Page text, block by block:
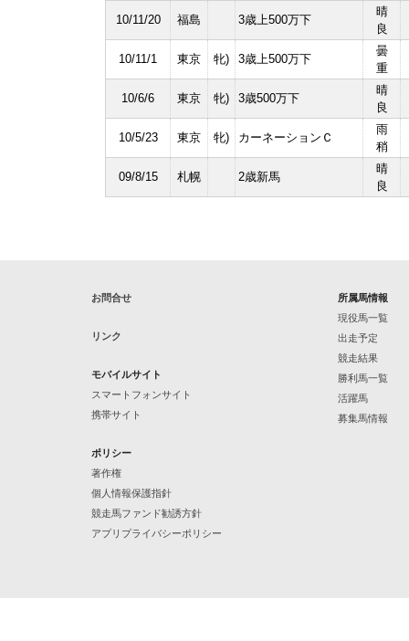
10/11/20 福島 3歳上500万下
晴
良
10/11/1 東京 牝) 3歳上500万下
曇
重
10/6/6 東京 牝) 3歳500万下
晴
良
10/5/23 東京 牝) カーネーションＣ
雨
稍
09/8/15 札幌 2歳新馬
晴
良
お問合せ
リンク
モバイルサイト
スマートフォンサイト
携帯サイト
ポリシー
著作権
個人情報保護指針
競走馬ファンド勧誘方針
アプリプライバシーポリシー
所属馬情報
現役馬一覧
出走予定
競走結果
勝利馬一覧
活躍馬
募集馬情報